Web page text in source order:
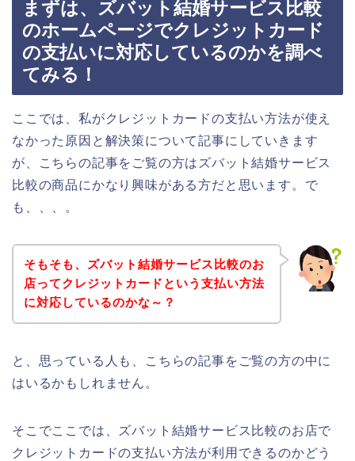
まずは、ズバット結婚サービス比較
のホームページでクレジットカード
の支払いに対応しているのかを調べ
てみる！
ここでは、私がクレジットカードの支払い方法が使え
なかった原因と解決策について記事にしていきます
が、こちらの記事をご覧の方はズバット結婚サービス
比較の商品にかなり興味がある方だと思います。で
も、、、。
そもそも、ズバット結婚サービス比較のお
店ってクレジットカードという支払い方法
に対応しているのかな～？
と、思っている人も、こちらの記事をご覧の方の中に
はいるかもしれません。
そこでここでは、ズバット結婚サービス比較のお店で
クレジットカードの支払い方法が利用できるのかどう